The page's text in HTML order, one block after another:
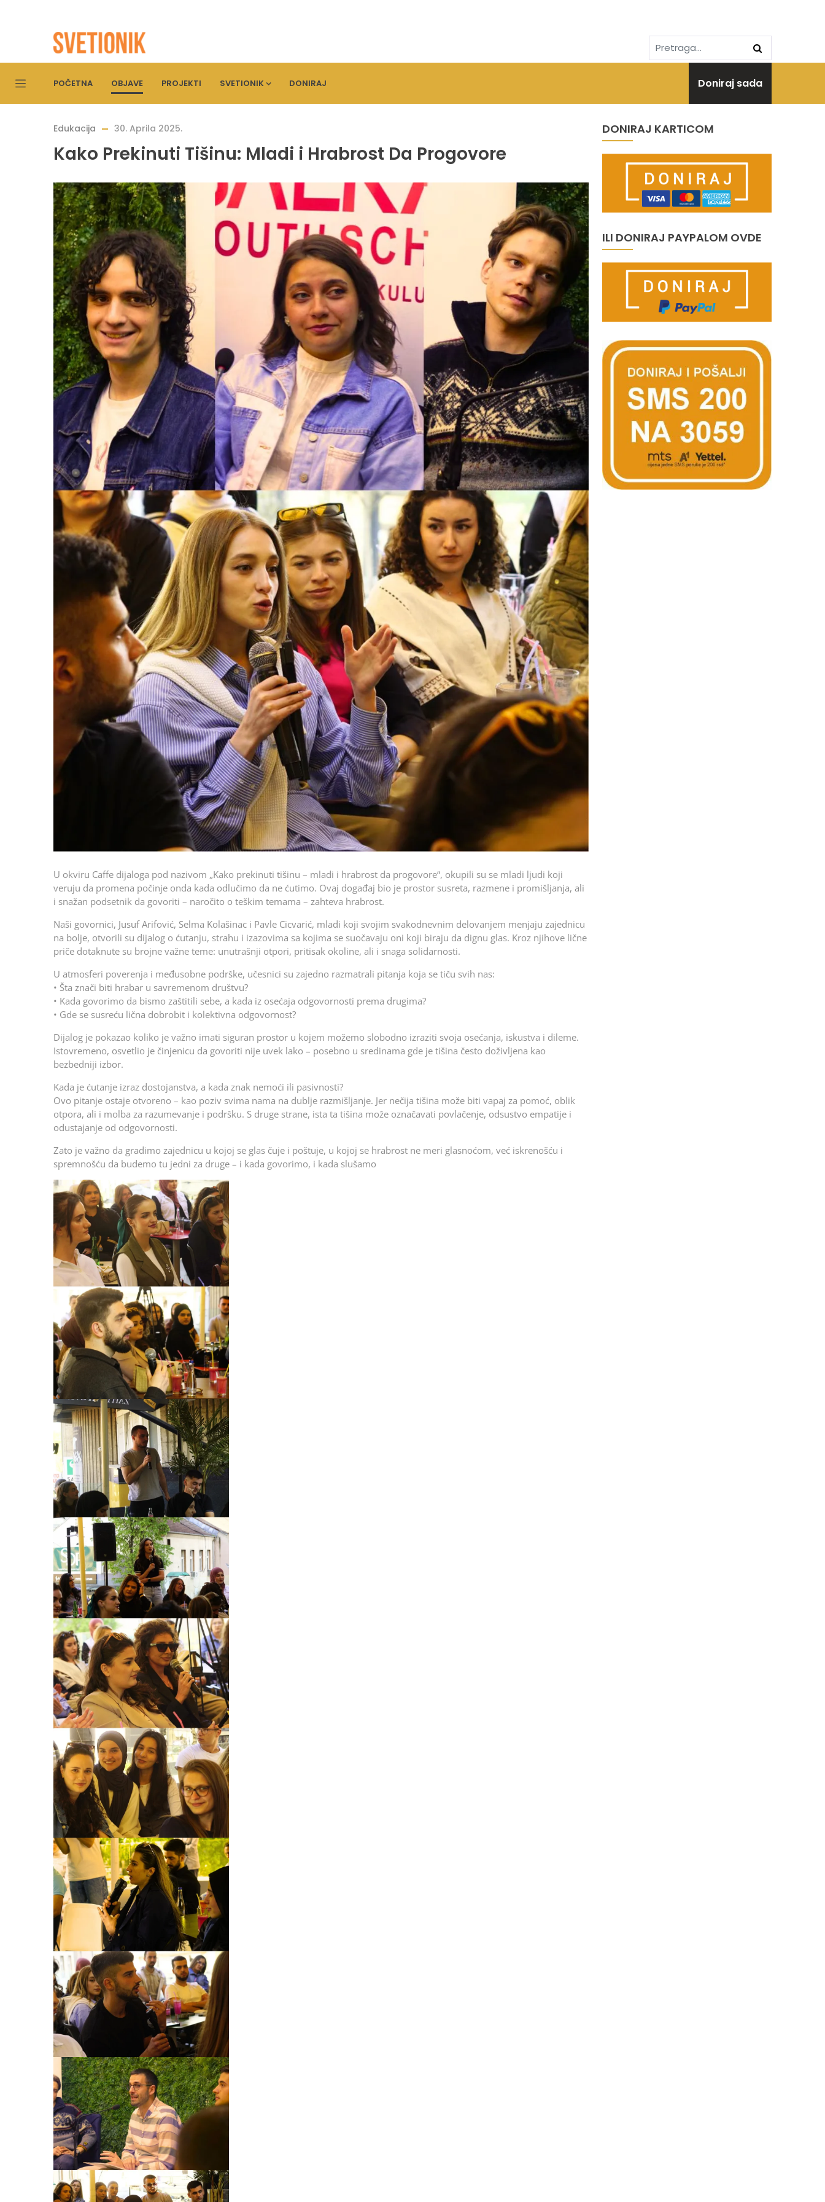
POČETNA OBJAVE PROJEKTI SVETIONIK DONIRAJ Doniraj sada
Edukacija 30. Aprila 2025.
Kako Prekinuti Tišinu: Mladi i Hrabrost Da Progovore
U okviru Caffe dijaloga pod nazivom „Kako prekinuti tišinu – mladi i hrabrost da progovore“, okupili su se mladi ljudi koji
veruju da promena počinje onda kada odlučimo da ne ćutimo. Ovaj događaj bio je prostor susreta, razmene i promišljanja, ali
i snažan podsetnik da govoriti – naročito o teškim temama – zahteva hrabrost.
Naši govornici, Jusuf Arifović, Selma Kolašinac i Pavle Cicvarić, mladi koji svojim svakodnevnim delovanjem menjaju zajednicu
na bolje, otvorili su dijalog o ćutanju, strahu i izazovima sa kojima se suočavaju oni koji biraju da dignu glas. Kroz njihove lične
priče dotaknute su brojne važne teme: unutrašnji otpori, pritisak okoline, ali i snaga solidarnosti.
U atmosferi poverenja i međusobne podrške, učesnici su zajedno razmatrali pitanja koja se tiču svih nas:
• Šta znači biti hrabar u savremenom društvu?
• Kada govorimo da bismo zaštitili sebe, a kada iz osećaja odgovornosti prema drugima?
• Gde se susreću lična dobrobit i kolektivna odgovornost?
Dijalog je pokazao koliko je važno imati siguran prostor u kojem možemo slobodno izraziti svoja osećanja, iskustva i dileme.
Istovremeno, osvetlio je činjenicu da govoriti nije uvek lako – posebno u sredinama gde je tišina često doživljena kao
bezbedniji izbor.
Kada je ćutanje izraz dostojanstva, a kada znak nemoći ili pasivnosti?
Ovo pitanje ostaje otvoreno – kao poziv svima nama na dublje razmišljanje. Jer nečija tišina može biti vapaj za pomoć, oblik
otpora, ali i molba za razumevanje i podršku. S druge strane, ista ta tišina može označavati povlačenje, odsustvo empatije i
odustajanje od odgovornosti.
Zato je važno da gradimo zajednicu u kojoj se glas čuje i poštuje, u kojoj se hrabrost ne meri glasnoćom, već iskrenošću i
spremnošću da budemo tu jedni za druge – i kada govorimo, i kada slušamo
DONIRAJ KARTICOM
ILI DONIRAJ PAYPALOM OVDE